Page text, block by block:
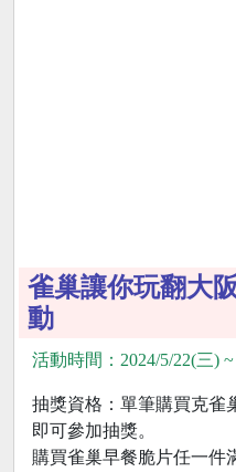
雀巢讓你玩翻大
動
活動時間：2024/5/22(三)
抽獎資格：單筆購買克雀
即可參加抽獎。
購買雀巢早餐脆片任一件